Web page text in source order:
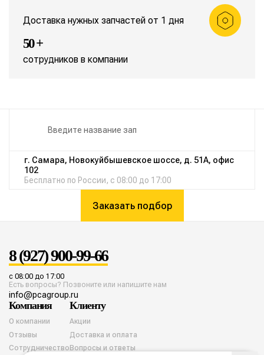
Доставка нужных запчастей от 1 дня
50 +
сотрудников в компании
г. Самара, Новокуйбышевское шоссе, д. 51А, офис
102
Бесплатно по России, с 08:00 до 17:00
Заказать подбор
8 (927) 900-99-66
с 08:00 до 17:00
Есть вопросы? Позвоните или напишите нам
info@pcagroup.ru
Компания
О компании
Отзывы
Сотрудничество
Клиенту
Акции
Доставка и оплата
Вопросы и ответы